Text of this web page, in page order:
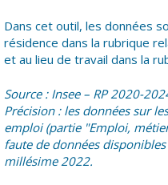
Dans cet outil, les données
résidence dans la rubrique
et au lieu de travail dans la
Source : Insee – RP 2020-
Précision : les données sur
emploi (partie "Emploi,
faute de données
millésime 2022.